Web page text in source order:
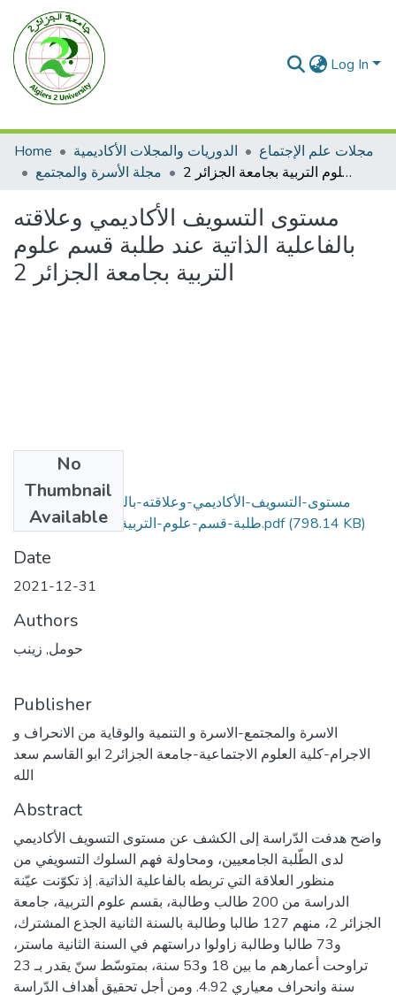
Log In
Home الدوريات والمجلات الأكاديمية
مجلات علم الإجتماع
مجلة الأسرة والمجتمع
مستوى التسويف الأكاديمي وعلاقته بالفاعلية الذاتية عند طلبة قسم علوم التربية بجامعة الجزائر 2
مستوى التسويف الأكاديمي وعلاقته
بالفاعلية الذاتية عند طلبة قسم علوم
التربية بجامعة الجزائر 2
No
Thumbnail
Available
مستوى-التسويف-الأكاديمي-وعلاقته-بالفاعلية-الذاتية-عند-
طلبة-قسم-علوم-التربية-بجامعة-الجزائر-2.pdf(798.14 KB)
Date
2021-12-31
Authors
حومل, زينب
Publisher
الاسرة والمجتمع-الاسرة و التنمية والوقاية من الانحراف و
الاجرام-كلية العلوم الاجتماعية-جامعة الجزائر2 ابو القاسم سعد
الله
Abstract
واضح هدفت الدّراسة إلى الكشف عن مستوى التسويف الأكاديمي
لدى الطّلبة الجامعيين، ومحاولة فهم السلوك التسويفي من
منظور العلاقة التي تربطه بالفاعلية الذاتية. إذ تكوّنت عيّنة
الدراسة من 200 طالب وطالبة، بقسم علوم التربية، جامعة
الجزائر 2، منهم 127 طالبا وطالبة بالسنة الثانية الجذع المشترك،
و73 طالبا وطالبة زاولوا دراستهم في السنة الثانية ماستر،
تراوحت أعمارهم ما بين 18 و53 سنة، بمتوسّط سنّ يقدر بـ 23
سنة وانحراف معياري 4.92. ومن أجل تحقيقِ أهداف الدّراسة